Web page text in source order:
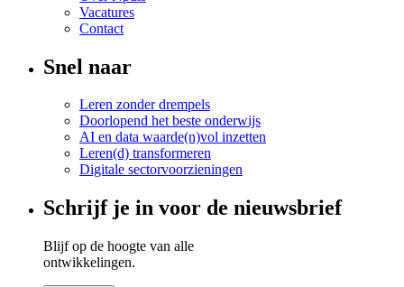
Vacatures
Contact
Snel naar
Leren zonder drempels
Doorlopend het beste onderwijs
AI en data waarde(n)vol inzetten
Leren(d) transformeren
Digitale sectorvoorzieningen
Schrijf je in voor de nieuwsbrief
Blijf op de hoogte van alle
ontwikkelingen.